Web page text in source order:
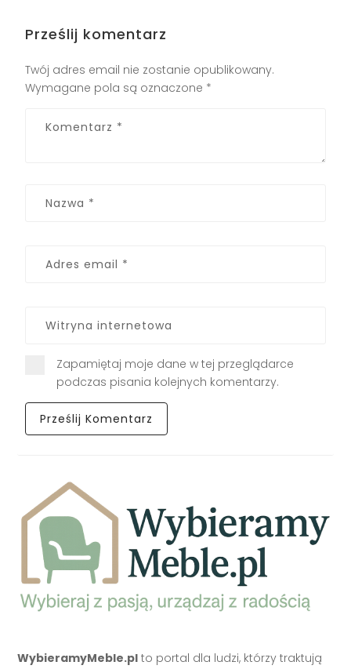
Prześlij komentarz
Twój adres email nie zostanie opublikowany.
Wymagane pola są oznaczone *
Zapamiętaj moje dane w tej przeglądarce
podczas pisania kolejnych komentarzy.
WybieramyMeble.pl to portal dla ludzi, którzy traktują